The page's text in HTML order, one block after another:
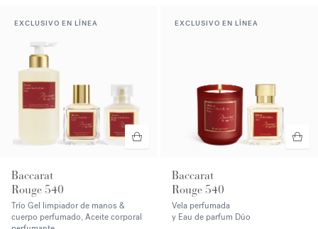
EXCLUSIVO EN LÍNEA
Baccarat
Rouge 540
Trío Gel limpiador de manos &
cuerpo perfumado, Aceite corporal
EXCLUSIVO EN LÍNEA
Baccarat
Rouge 540
Vela perfumada
y Eau de parfum Dúo